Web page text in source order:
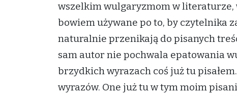
wszelkim wulgaryzmom w literaturze,
bowiem używane po to, by czytelnika
naturalnie przenikają do pisanych
sam autor nie pochwala epatowania
brzydkich wyrazach coś już tu
wyrazów. One już tu w tym moim